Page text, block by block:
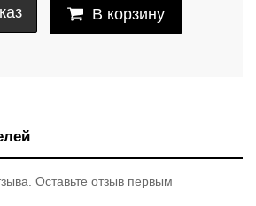
В корзину
Оставьте отзыв первым